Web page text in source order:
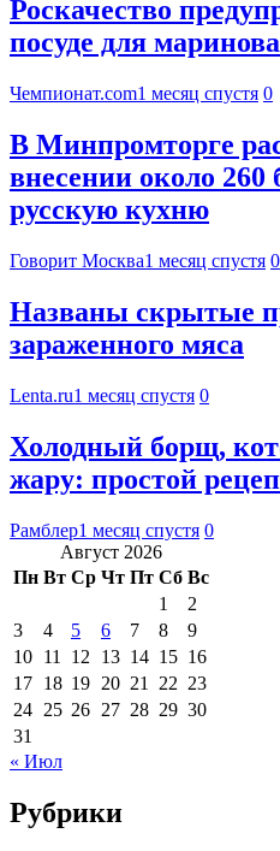
Роскачество
посуде для
Чемпионат.com1 месяц спустя 0
В Минпромторге
внесении около
русскую кухню
Говорит Москва1 месяц спустя 0
Названы скрытые
зараженного мяса
Lenta.ru1 месяц спустя 0
Холодный борщ,
жару: простой
Рамблер1 месяц спустя 0
Август 2026
Пн Вт Ср Чт Пт Сб Вс
1
2
3
4 5 6 7 8
9
10 11 12 13 14 15 16
17 18 19 20 21 22 23
24 25 26 27 28 29 30
31
« Июл
Рубрики